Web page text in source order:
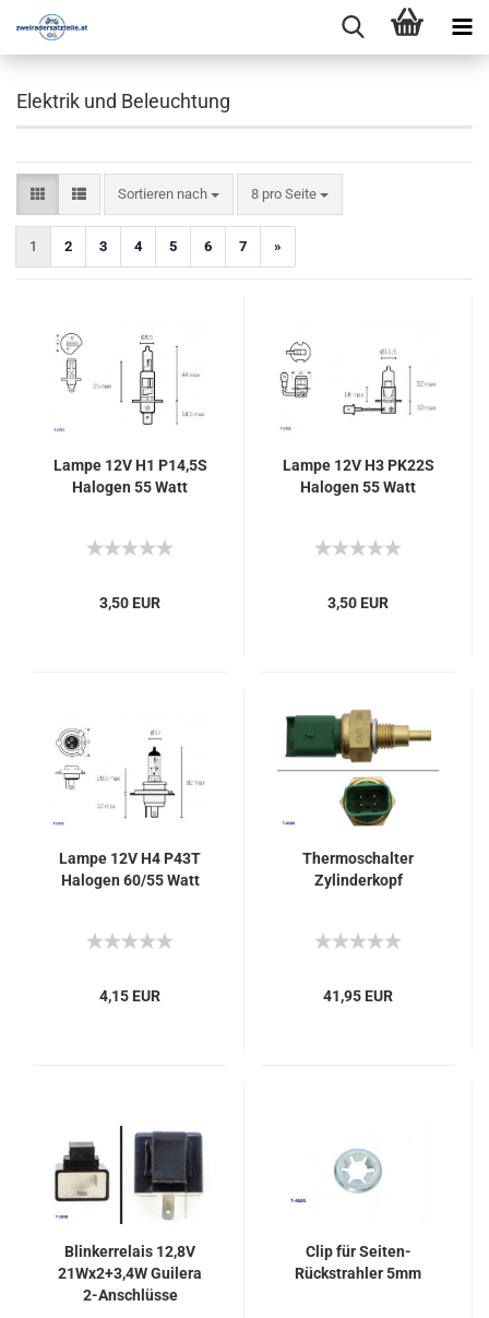
Elektrik und Beleuchtung
Sortieren nach
Sortieren nach 8 pro Seite
pro Seite
1 2 3 4 5 6 7 »
Lampe 12V H1 P14,5S
Halogen 55 Watt
3,50 EUR
Lampe 12V H3 PK22S
Halogen 55 Watt
3,50 EUR
Lampe 12V H4 P43T
Halogen 60/55 Watt
4,15 EUR
Thermoschalter
Zylinderkopf
41,95 EUR
Blinkerrelais 12,8V
21Wx2+3,4W Guilera
2-Anschlüsse
Clip für Seiten-
Rückstrahler 5mm